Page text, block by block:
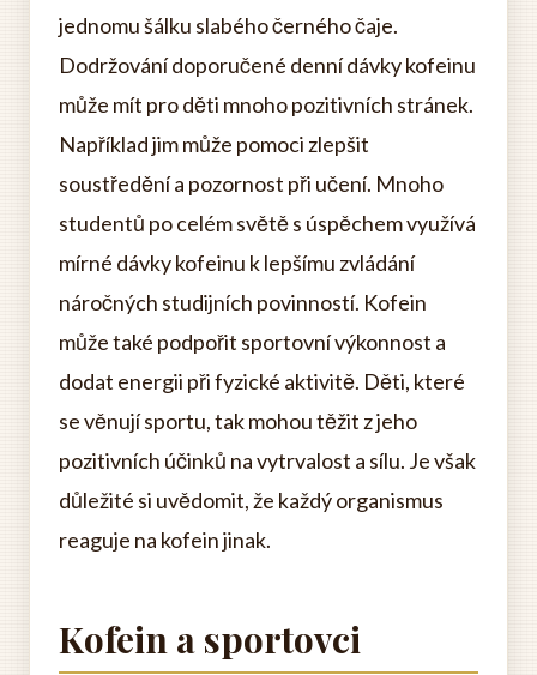
jednomu šálku slabého černého čaje.
Dodržování doporučené denní dávky kofeinu
může mít pro děti mnoho pozitivních stránek.
Například jim může pomoci zlepšit
soustředění a pozornost při učení. Mnoho
studentů po celém světě s úspěchem využívá
mírné dávky kofeinu k lepšímu zvládání
náročných studijních povinností. Kofein
může také podpořit sportovní výkonnost a
dodat energii při fyzické aktivitě. Děti, které
se věnují sportu, tak mohou těžit z jeho
pozitivních účinků na vytrvalost a sílu. Je však
důležité si uvědomit, že každý organismus
reaguje na kofein jinak.
Kofein a sportovci